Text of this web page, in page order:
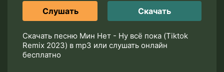
Слушать Скачать
Скачать песню Мин Нет - Ну всё пока (Tiktok
Remix 2023) в mp3 или слушать онлайн
бесплатно